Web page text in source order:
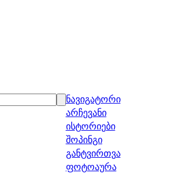
ნავიგატორი
არჩევანი
ისტორიები
შოპინგი
განტვირთვა
ფოტოაურა